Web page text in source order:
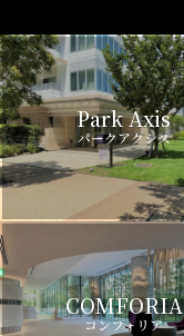
Park Axis
パークアクシス
COMFORIA
コンフォリア